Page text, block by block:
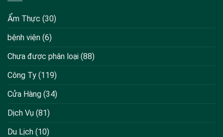
Ẩm Thực (30)
bệnh viện (6)
Chưa được phân loại (88)
Công Ty (119)
Cửa Hàng (34)
Dịch Vụ (81)
Du Lịch (10)